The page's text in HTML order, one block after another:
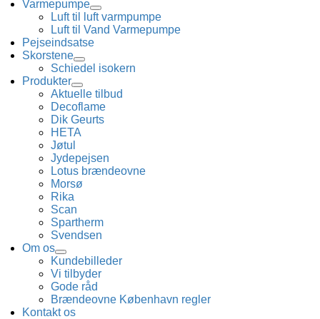
Varmepumpe
Luft til luft varmpumpe
Luft til Vand Varmepumpe
Pejseindsatse
Skorstene
Schiedel isokern
Produkter
Aktuelle tilbud
Decoflame
Dik Geurts
HETA
Jøtul
Jydepejsen
Lotus brændeovne
Morsø
Rika
Scan
Spartherm
Svendsen
Om os
Kundebilleder
Vi tilbyder
Gode råd
Brændeovne København regler
Kontakt os